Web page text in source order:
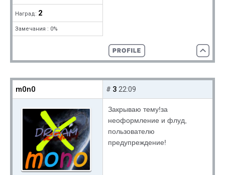
Наград: 2
Замечания : 0%
m0n0 # 3 22:09
Закрываю тему!за
неоформление и флуд,
пользователю
предупреждение!